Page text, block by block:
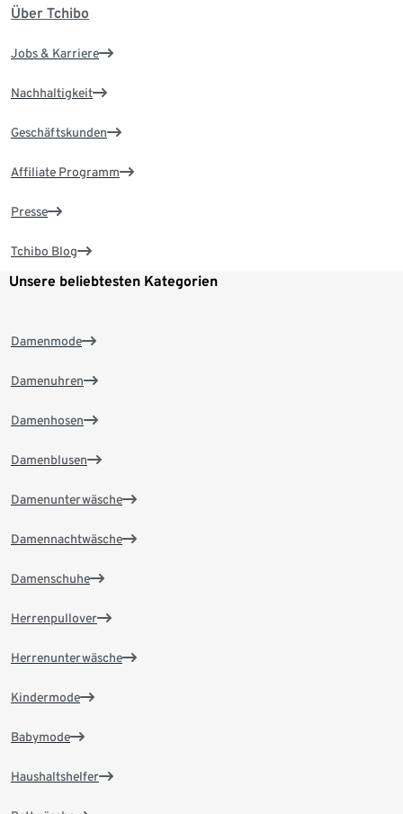
Über Tchibo
Jobs & Karriere
Nachhaltigkeit
Geschäftskunden
Affiliate Programm
Presse
Tchibo Blog
Unsere beliebtesten Kategorien
Damenmode
Damenuhren
Damenhosen
Damenblusen
Damenunterwäsche
Damennachtwäsche
Damenschuhe
Herrenpullover
Herrenunterwäsche
Kindermode
Babymode
Haushaltshelfer